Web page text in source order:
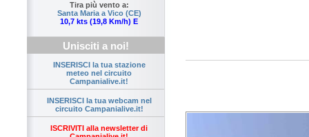
Tira più vento a:
Santa Maria a Vico (CE)
10,7 kts (19,8 Km/h) E
Unisciti a noi!
INSERISCI la tua stazione
meteo nel circuito
Campanialive.it!
INSERISCI la tua webcam nel
circuito Campanialive.it!
ISCRIVITI alla newsletter di